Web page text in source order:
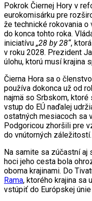
Pokrok Čiernej Hory v
eurokomisárku pre
že technické rokovania
do konca tohto roka.
iniciatívu „28 by 28“,
v roku 2028. Prezident
úlohu, ktorú musí krajina
Čierna Hora sa o
používa dokonca už od
najmä so Srbskom,
vstup do EÚ naďalej
ostatných mesiacoch sa
Podgoricou zhoršili pre
do vnútorných záležitostí.
Na samite sa zúčastní aj
hoci jeho cesta bola
oboma krajinami. Do
Rama, ktorého krajina sa
vstúpiť do Európskej